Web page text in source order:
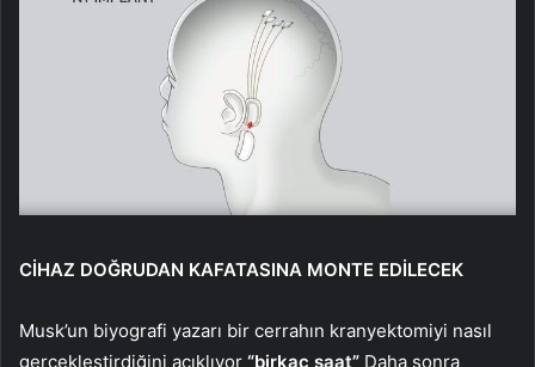
CİHAZ DOĞRUDAN KAFATASINA MONTE EDİLECEK
Musk’un biyografi yazarı bir cerrahın kranyektomiyi nasıl
gerçekleştirdiğini açıklıyor “birkaç saat” Daha sonra